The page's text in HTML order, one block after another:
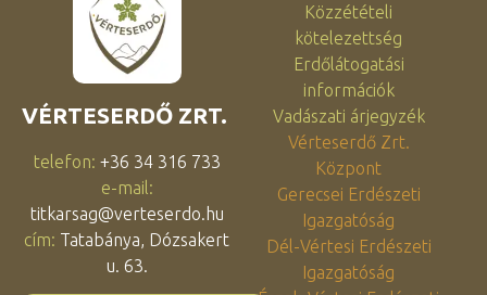
VÉRTESERDŐ ZRT.
telefon: +36 34 316 733
e-mail:
titkarsag@verteserdo.hu
cím: Tatabánya, Dózsakert
u. 63.
Közzétételi
kötelezettség
Erdőlátogatási
információk
Vadászati árjegyzék
Vérteserdő Zrt.
Központ
Gerecsei Erdészeti
Igazgatóság
Dél-Vértesi Erdészeti
Igazgatóság